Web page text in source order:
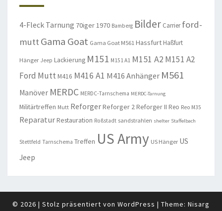
4-Fleck Tarnung 70iger1970 Bamberg Bilder Carrier ford-
mutt Gama Goat Gama Goat M561 Hassfurt Haßfurt
Hänger Jeep Lackierung M151 M151 A1 M151 A2 M151 A2
Ford Mutt M416 M416 A1 M416 Anhänger M561
Manöver MERDC MERDC-Tarnschema MERDC-Tarnung
Militärtreffen Mutt ReforgerReforger 2Reforger II Reo Reo M35
ReparaturRestauration Roßstadt sandstrahlen shelter Staffelbach
Stettfeld Tarnschema Treffen US Army US Hänger US
Jeep
© 2026 | Stolz präsentiert von WordPress | Theme: Nisarg